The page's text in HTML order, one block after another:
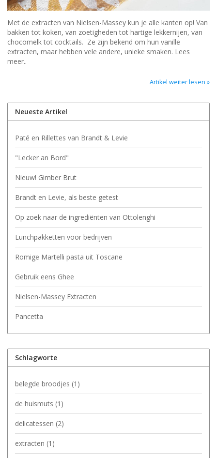
Met de extracten van Nielsen-Massey kun je alle kanten op! Van
bakken tot koken, van zoetigheden tot hartige lekkernijen, van
chocomelk tot cocktails. Ze zijn bekend om hun vanille
extracten, maar hebben vele andere, unieke smaken. Lees
meer..
Artikel weiter lesen »
Neueste Artikel
Paté en Rillettes van Brandt & Levie
"Lecker an Bord"
Nieuw! Gimber Brut
Brandt en Levie, als beste getest
Op zoek naar de ingrediënten van Ottolenghi
Lunchpakketten voor bedrijven
Romige Martelli pasta uit Toscane
Gebruik eens Ghee
Nielsen-Massey Extracten
Pancetta
Schlagworte
belegde broodjes (1)
de huismuts (1)
delicatessen (2)
extracten (1)